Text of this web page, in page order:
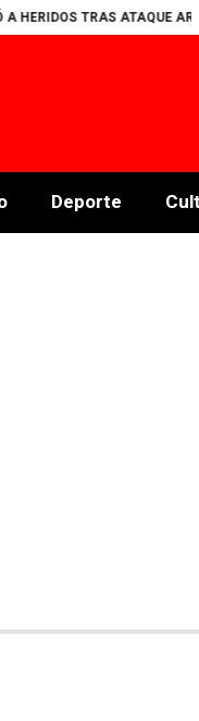
TRAS ATAQUE ARMADO
Deporte